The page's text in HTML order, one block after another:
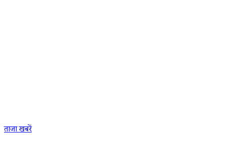
ताजा खबरें